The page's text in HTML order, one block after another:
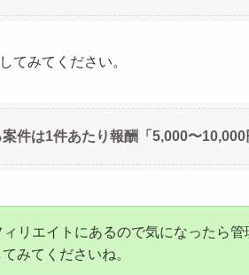
てみてください。
件は1件あたり報酬「5,000〜10,000
リエイトにあるので気になったら
みてくださいね。